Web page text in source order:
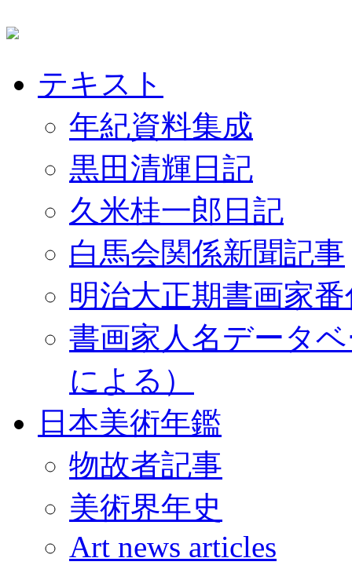
テキスト
年紀資料集成
黒田清輝日記
久米桂一郎日記
白馬会関係新聞記事
明治大正期書画家
書画家人名データ
による）
日本美術年鑑
物故者記事
美術界年史
Art news articles